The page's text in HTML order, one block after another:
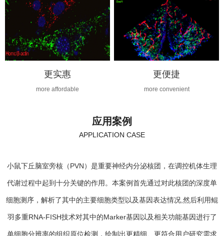
更实惠
more affordable
更便捷
more convenient
应用案例
APPLICATION CASE
小鼠下丘脑室旁核（PVN）是重要神经内分泌核团，在调控机体生理
代谢过程中起到十分关键的作用。本案例首先通过对此核团的深度单
细胞测序，解析了其中的主要细胞类型以及基因表达情况,然后利用鲲
羽多重RNA-FISH技术对其中的Marker基因以及相关功能基因进行了
单细胞分辨率的组织原位检测，绘制出更精细、更符合用户研究需求